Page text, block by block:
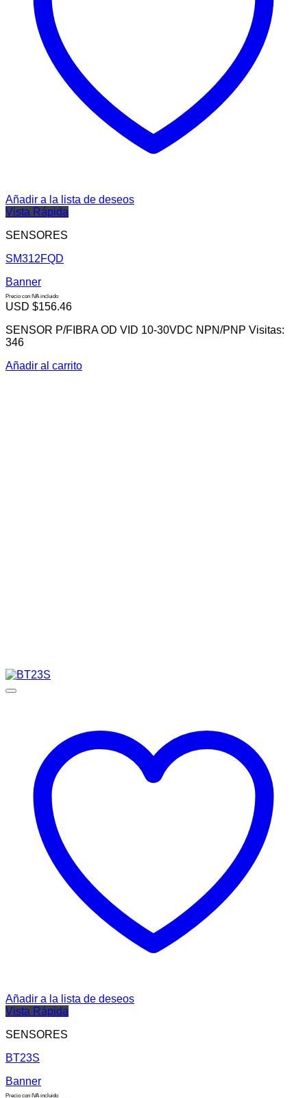
Añadir a la lista de deseos
Vista Rápida
SENSORES
SM312FQD
Banner
Precio con IVA incluido
USD $156.46
SENSOR P/FIBRA OD VID 10-30VDC NPN/PNP Visitas:
346
Añadir al carrito
Añadir a la lista de deseos
Vista Rápida
SENSORES
BT23S
Banner
Precio con IVA incluido